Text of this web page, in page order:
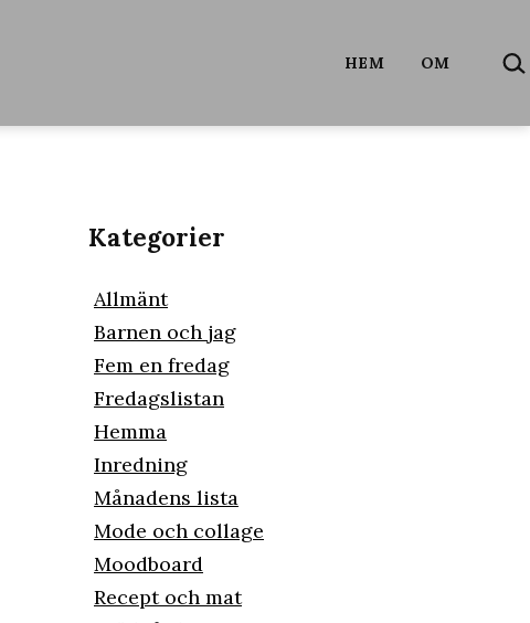
HEM OM
…
Kategorier
Allmänt
Barnen och jag
Fem en fredag
Fredagslistan
Hemma
Inredning
Månadens lista
Mode och collage
Moodboard
Recept och mat